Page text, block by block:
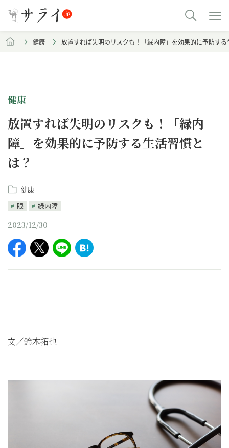
健康 放置すれば失明のリスクも！「緑内障」を効果的に予防す
健康
放置すれば失明のリスクも！「緑内
障」を効果的に予防する生活習慣と
は？
健康
眼
緑内障
2023/12/30
文／鈴木拓也